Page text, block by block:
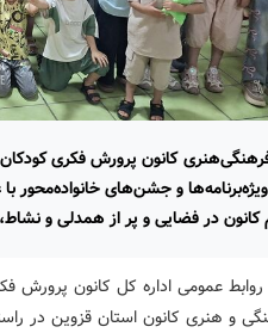
و جشن‌های خانواده‌محور
کانون در فضایی و پر از همدلی و
و هنری کانون استان قزوین در